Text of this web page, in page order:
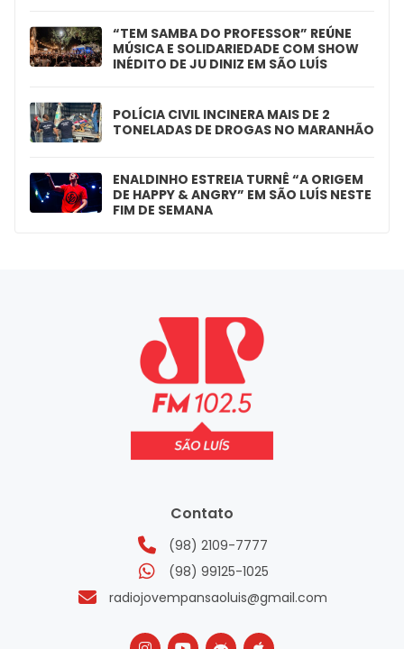
“TEM SAMBA DO PROFESSOR” REÚNE
MÚSICA E SOLIDARIEDADE COM SHOW
INÉDITO DE JU DINIZ EM SÃO LUÍS
POLÍCIA CIVIL INCINERA MAIS DE 2
TONELADAS DE DROGAS NO MARANHÃO
ENALDINHO ESTREIA TURNÊ “A ORIGEM
DE HAPPY & ANGRY” EM SÃO LUÍS NESTE
FIM DE SEMANA
Contato
(98) 2109-7777
(98) 99125-1025
radiojovempansaoluis@gmail.com